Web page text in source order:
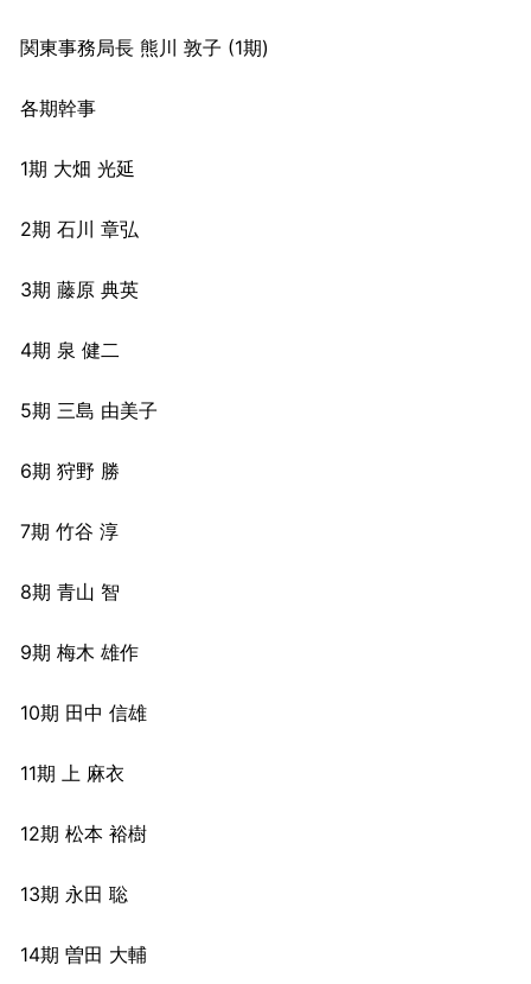
関東事務局長 熊川 敦子 (1期)
各期幹事
1期 大畑 光延
2期 石川 章弘
3期 藤原 典英
4期 泉 健二
5期 三島 由美子
6期 狩野 勝
7期 竹谷 淳
8期 青山 智
9期 梅木 雄作
10期 田中 信雄
11期 上 麻衣
12期 松本 裕樹
13期 永田 聡
14期 曽田 大輔